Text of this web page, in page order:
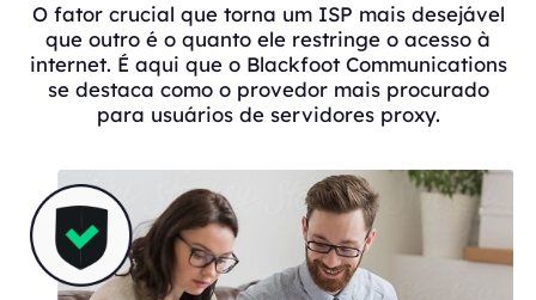
O fator crucial que torna um ISP mais desejável
que outro é o quanto ele restringe o acesso à
internet. É aqui que o Blackfoot Communications
se destaca como o provedor mais procurado
para usuários de servidores proxy.